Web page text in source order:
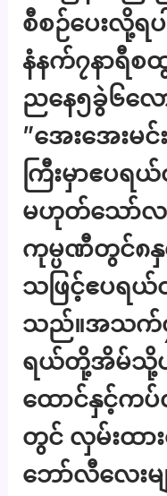
စီစဉ်ပေးလို့
နံနက်၇နာရီ
ညနေ၅ခွဲ၆လေ
”အေးအေးမ
ကြီးမှာဧပ
မဟုတ်သော်လ
ကုမ္ပဏီတွင်၈
သဖြင့်ဧပရယ်
သည်။အသက်၄၂
ရယ်တို့အိမ်သို့ပ
ထောင်နှင့်က
တွင် လှမ်းထ
ဘော်လီလေး